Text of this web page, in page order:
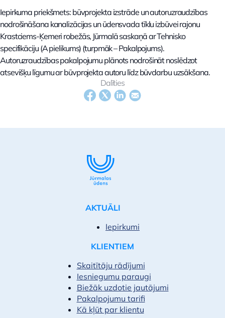
Iepirkuma priekšmets: būvprojekta izstrāde un autoruzraudzības
nodrošināšana kanalizācijas un ūdensvada tīklu izbūvei rajonu
Krastciems-Ķemeri robežās, Jūrmalā saskaņā ar Tehnisko
specifikāciju (A pielikums) (turpmāk – Pakalpojums).
Autoruzraudzības pakalpojumu plānots nodrošināt noslēdzot
atsevišķu līgumu ar būvprojekta autoru līdz būvdarbu uzsākšana.
Dalīties
AKTUĀLI
Iepirkumi
KLIENTIEM
Skaitītāju rādījumi
Iesniegumu paraugi
Biežāk uzdotie jautājumi
Pakalpojumu tarifi
Kā kļūt par klientu